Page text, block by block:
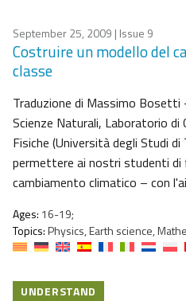
September 25, 2009 | Issue 9
Costruire un modello del
classe
Traduzione di Massimo Bosetti
Scienze Naturali, Laboratorio di
Fisiche (Università degli Studi di
permettere ai nostri studenti di
cambiamento climatico – con
Ages: 16-19;
Topics:Physics, Earth science,
UNDERSTAND